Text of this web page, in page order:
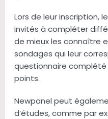
Lors de leur inscription,
invités à compléter
de mieux les connaître
sondages qui leur
questionnaire
points.
Newpanel peut
d’études, comme par